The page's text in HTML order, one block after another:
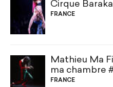
Cirque
FRANCE
Mathieu Ma
ma chambre
FRANCE